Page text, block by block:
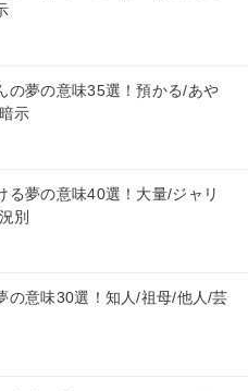
の夢の意味35選！預かる/あや
示
る夢の意味40選！大量/ジャリ
別
の意味30選！知人/祖母/他人/芸